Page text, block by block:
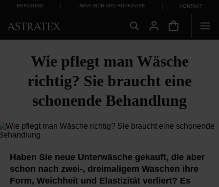
BERATUNG UMTAUSCH UND RÜCKGABE KONTAKT
Wie pflegt man Wäsche
richtig? Sie braucht eine
schonende Behandlung
Haben Sie neue Unterwäsche gekauft, die aber
schon nach zwei-, dreimaligem Waschen ihre
Form, Weichheit und Elastizität verliert? Es